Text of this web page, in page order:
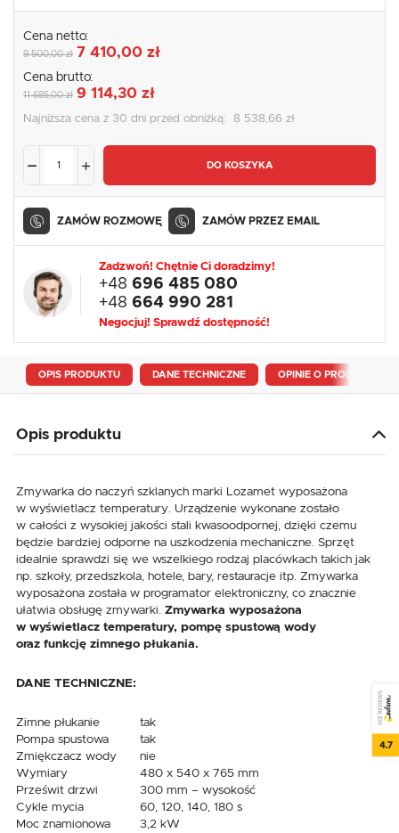
Cena netto:
9 500,00 zł 7 410,00 zł
Cena brutto:
11 685,00 zł 9 114,30 zł
Najniższa cena z 30 dni przed obniżką: 8 538,66 zł
DO KOSZYKA
ZAMÓW ROZMOWĘ ZAMÓW PRZEZ EMAIL
Zadzwoń! Chętnie Ci doradzimy!
+48 696 485 080
+48 664 990 281
Negocjuj! Sprawdź dostępność!
OPIS PRODUKTU DANE TECHNICZNE OPINIE O PRODUKCIE
Opis produktu
Zmywarka do naczyń szklanych marki Lozamet wyposażona
w wyświetlacz temperatury. Urządzenie wykonane zostało
w całości z wysokiej jakości stali kwasoodpornej, dzięki czemu
będzie bardziej odporne na uszkodzenia mechaniczne. Sprzęt
idealnie sprawdzi się we wszelkiego rodzaj placówkach takich jak
np. szkoły, przedszkola, hotele, bary, restauracje itp. Zmywarka
wyposażona została w programator elektroniczny, co znacznie
ułatwia obsługę zmywarki. Zmywarka wyposażona
w wyświetlacz temperatury, pompę spustową wody
oraz funkcję zimnego płukania.
DANE TECHNICZNE:
Zimne płukanie
tak
Pompa spustowa
tak
Zmiękczacz wody
nie
Wymiary
480 x 540 x 765 mm
Prześwit drzwi
300 mm – wysokość
Cykle mycia
60, 120, 140, 180 s
Moc znamionowa
3,2 kW
SEE REVIEWS
4.7